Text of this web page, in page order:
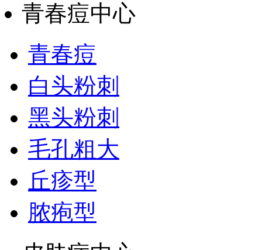
青春痘中心
青春痘
白头粉刺
黑头粉刺
毛孔粗大
丘疹型
脓疱型